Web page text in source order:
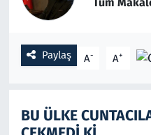
Paylaş A- A+
BU ÜLKE
Gündem
Haber
Kurumsal Haberler